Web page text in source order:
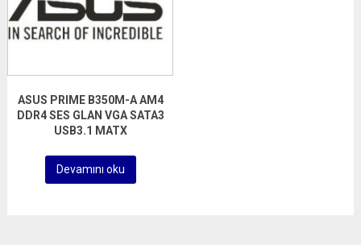
ASUS PRIME B350M-A AM4
DDR4 SES GLAN VGA SATA3
USB3.1 MATX
Devamını oku